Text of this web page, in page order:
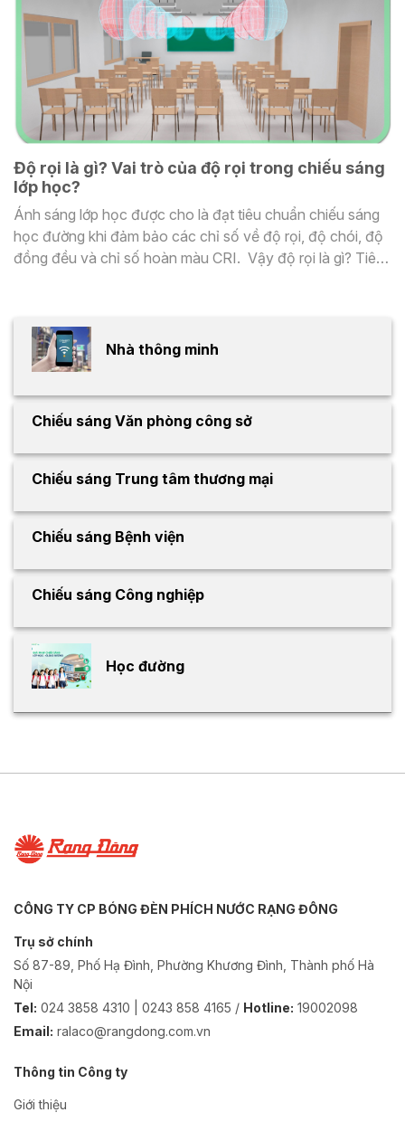
Độ rọi là gì? Vai trò của độ rọi trong chiếu sáng
lớp học?
Ánh sáng lớp học được cho là đạt tiêu chuẩn chiếu sáng
học đường khi đảm bảo các chỉ số về độ rọi, độ chói, độ
đồng đều và chỉ số hoàn màu CRI. Vậy độ rọi là gì? Tiêu
Nhà thông minh
Chiếu sáng Văn phòng công sở
Chiếu sáng Trung tâm thương mại
Chiếu sáng Bệnh viện
Chiếu sáng Công nghiệp
Học đường
CÔNG TY CP BÓNG ĐÈN PHÍCH NƯỚC RẠNG ĐÔNG
Trụ sở chính
Số 87-89, Phố Hạ Đình, Phường Khương Đình, Thành phố Hà
Nội
Tel: 024 3858 4310 | 0243 858 4165 / Hotline: 19002098
Email: ralaco@rangdong.com.vn
Thông tin Công ty
Giới thiệu